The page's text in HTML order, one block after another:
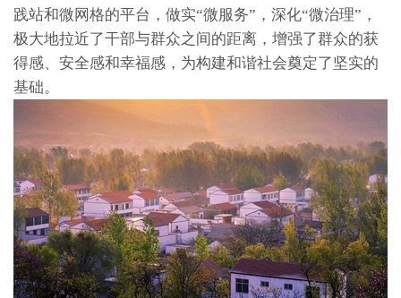
践站和微网格的平台，做实“微服务”，深化“微治理”，
极大地拉近了干部与群众之间的距离，增强了群众的获
得感、安全感和幸福感，为构建和谐社会奠定了坚实的
基础。